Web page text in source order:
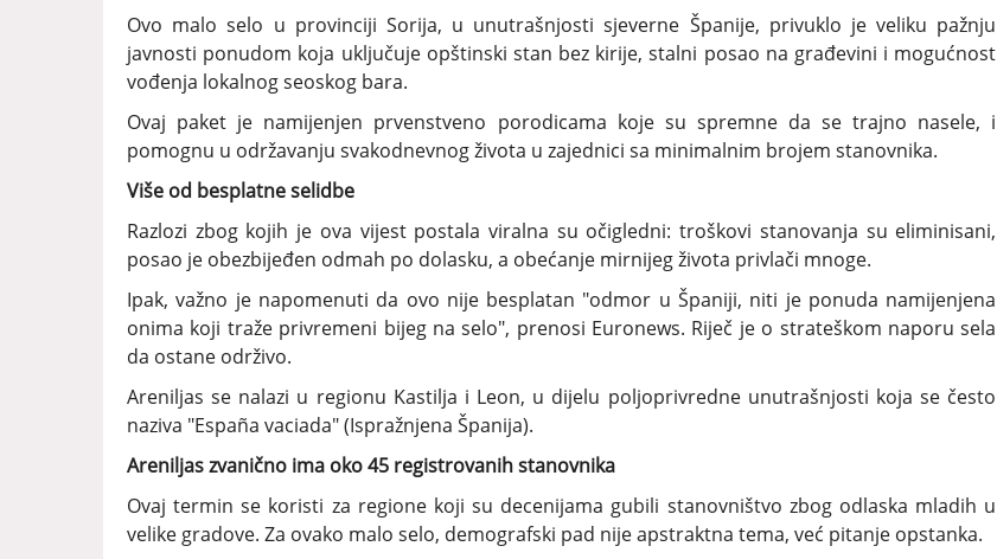
Ovo malo selo u provinciji Sorija, u unutrašnjosti sjeverne Španije, privuklo je veliku pažnju
javnosti ponudom koja uključuje opštinski stan bez kirije, stalni posao na građevini i mogućnost
vođenja lokalnog seoskog bara.
Ovaj paket je namijenjen prvenstveno porodicama koje su spremne da se trajno nasele, i
pomognu u održavanju svakodnevnog života u zajednici sa minimalnim brojem stanovnika.
Više od besplatne selidbe
Razlozi zbog kojih je ova vijest postala viralna su očigledni: troškovi stanovanja su eliminisani,
posao je obezbijeđen odmah po dolasku, a obećanje mirnijeg života privlači mnoge.
Ipak, važno je napomenuti da ovo nije besplatan "odmor u Španiji, niti je ponuda namijenjena
onima koji traže privremeni bijeg na selo", prenosi Euronews. Riječ je o strateškom naporu sela
da ostane održivo.
Areniljas se nalazi u regionu Kastilja i Leon, u dijelu poljoprivredne unutrašnjosti koja se često
naziva "España vaciada" (Ispražnjena Španija).
Areniljas zvanično ima oko 45 registrovanih stanovnika
Ovaj termin se koristi za regione koji su decenijama gubili stanovništvo zbog odlaska mladih u
velike gradove. Za ovako malo selo, demografski pad nije apstraktna tema, već pitanje opstanka.